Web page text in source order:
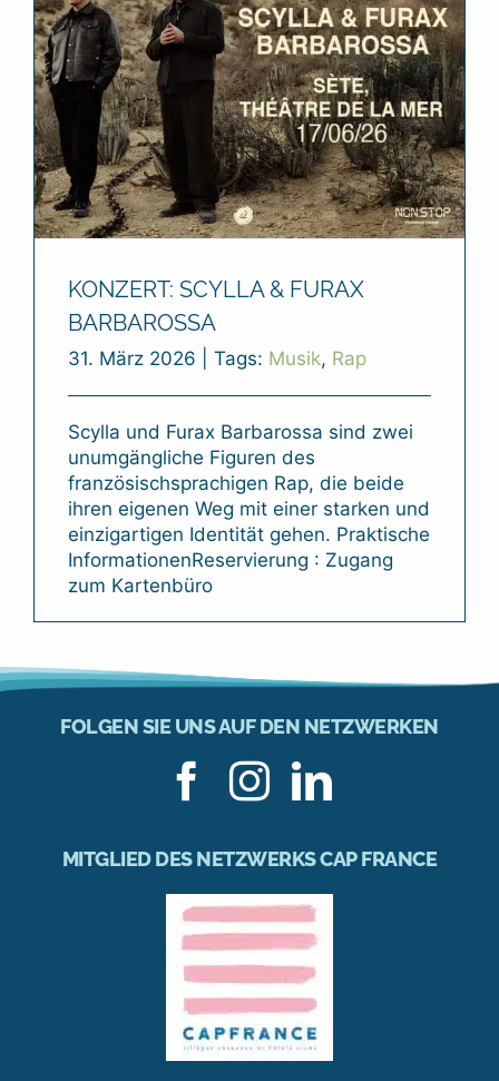
KONZERT: SCYLLA & FURAX
BARBAROSSA
31. März 2026 Tags: Musik, Rap
Scylla und Furax Barbarossa sind zwei
unumgängliche Figuren des
französischsprachigen Rap, die beide
ihren eigenen Weg mit einer starken und
einzigartigen Identität gehen. Praktische
InformationenReservierung : Zugang
zum Kartenbüro
FOLGEN SIE UNS AUF DEN NETZWERKEN
MITGLIED DES NETZWERKS CAP FRANCE